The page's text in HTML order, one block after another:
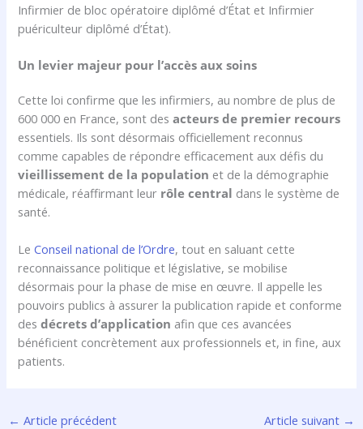
Infirmier de bloc opératoire diplômé d’État et Infirmier
puériculteur diplômé d’État).
Un levier majeur pour l’accès aux soins
Cette loi confirme que les infirmiers, au nombre de plus de
600 000 en France, sont desacteurs de premier recours
essentiels. Ils sont désormais officiellement reconnus
comme capables de répondre efficacement aux défis du
vieillissement de la population et de la démographie
médicale, réaffirmant leur rôle central dans le système de
santé.
LeConseil national de l’Ordre, tout en saluant cette
reconnaissance politique et législative, se mobilise
désormais pour la phase de mise en œuvre. Il appelle les
pouvoirs publics à assurer la publication rapide et conforme
desdécrets d’application afin que ces avancées
bénéficient concrètement aux professionnels et, in fine, aux
patients.
← Article précédent Article suivant →